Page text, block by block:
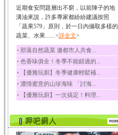
冬瓜
冬瓜營養價值高，鈉含
量極低是水腫病人的...
豆豉
豆豉裡頭含有營養的蛋
白質、脂肪、鈣、磷...
榛果
榛果裡所含的營養素有
蛋白質、脂肪、醣類...
迷迭香
酸、迷迭香酸、植物...
咖啡
近期食安問題層出不窮，以前陣子的地
溝油來說，許多專家都紛紛建議按照
「蔬果579」原則，於一日內攝取多樣的
蔬菜、水果.......<詳全文>
‧ 部落自然蔬菜 邀都市人共食...
‧ 色香味俱全！冬季不能錯過的...
‧ 【優雅玩廚】冬季健康輕鬆補...
‧ 濃情蜜意的山珍海味 「討海...
‧ 【優雅玩廚】一次搞定！料理...